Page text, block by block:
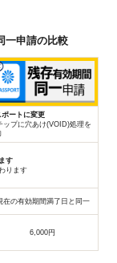
一申請の比較
ートに変更
ップに穴あけ(VOID)処理を
す
ります
在の有効期間満了日と同一
6,000円